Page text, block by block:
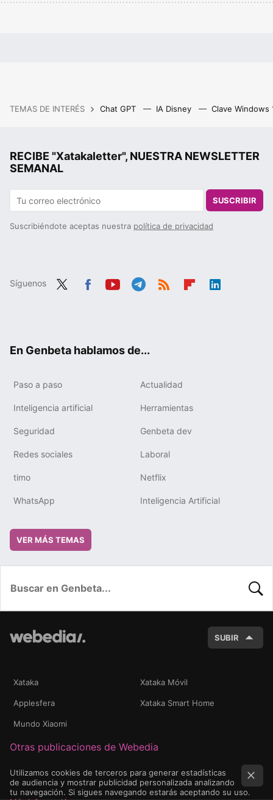
TEMAS DE INTERÉS Chat GPT IA Disney Clave Windows
RECIBE "Xatakaletter", NUESTRA NEWSLETTER
SEMANAL
SUSCRIBIR
Suscribiéndote aceptas nuestra política de privacidad
Síguenos
En Genbeta hablamos de...
Paso a paso Actualidad
Inteligencia artificial Herramientas
Seguridad Genbeta dev
Redes sociales Laboral
timo Netflix
WhatsApp Inteligencia Artificial
VER MÁS TEMAS
SUBIR
Xataka Xataka Móvil
Applesfera Xataka Smart Home
Mundo Xiaomi
Otras publicaciones de Webedia
Utilizamos cookies de terceros para generar estadísticas
de audiencia y mostrar publicidad personalizada analizando
tu navegación. Si sigues navegando estarás aceptando su uso.